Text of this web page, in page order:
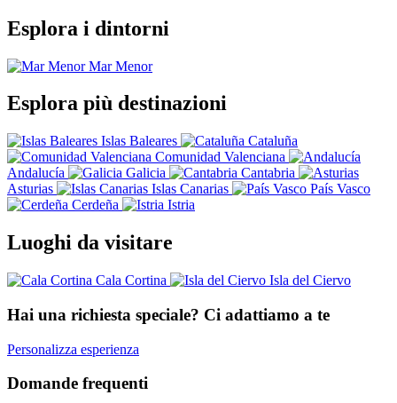
Esplora i dintorni
Mar Menor
Mar Menor (1 barche)
Esplora più destinazioni
Islas Baleares
Cataluña
Comunidad Valenciana
Andalucía
Galicia
Cantabria
Asturias
Islas Canarias
País Vasco
Cerdeña
Istria
Islas Baleares
Cataluña
Andalucía
Cantabria (3 barche)
Islas Canarias
País Vasco (1 barche)
Cerdeña (1 barche)
Istria
Luoghi da visitare
Cala Cortina
Isla del Ciervo
Cala Cortina
Isla del Ciervo
Hai una richiesta speciale? Ci adattiamo a te
Personalizza esperienza
Domande frequenti